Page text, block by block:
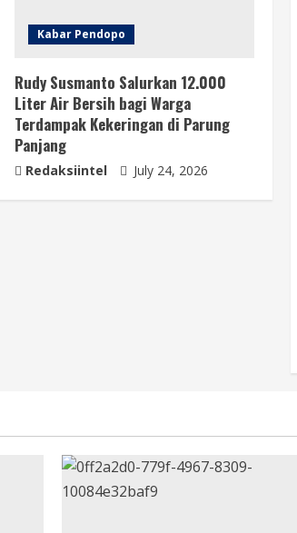
Kabar Pendopo
Rudy Susmanto Salurkan 12.000
Liter Air Bersih bagi Warga
Terdampak Kekeringan di Parung
Panjang
Redaksiintel July 24, 2026